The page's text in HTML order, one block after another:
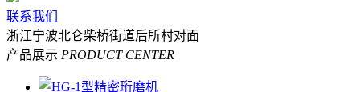
联系我们
浙江宁波北仑柴桥街道后所村对面
产品展示 PRODUCT CENTER